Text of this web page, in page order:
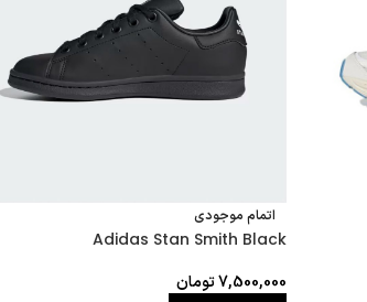
اتمام موجودی
Adidas Stan Smith Black
7,500,000تومان